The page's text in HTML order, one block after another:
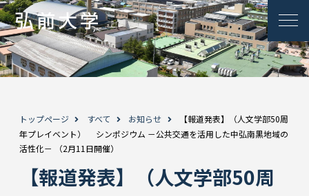
トップページ すべて お知らせ
【報道発表】（人文学部50周
年プレイベント） シンポジウム －公共交通を活用した中弘南黒地域の
活性化－ （2月11日開催）
【報道発表】（人文学部50周